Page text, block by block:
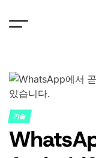
POSTED
IN
기술